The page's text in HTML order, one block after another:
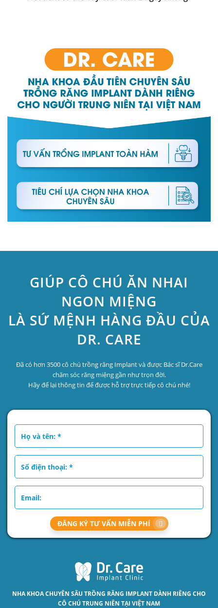
GIÚP CÔ CHÚ ĂN NHAI
NGON MIỆNG
LÀ SỨ MỆNH HÀNG ĐẦU CỦA
DR. CARE
Đã có hơn 3500 cô chú trồng răng Implant và được Bác sĩ Dr.Care
chăm sóc răng miệng gần như trọn đời.
Hãy để lại thông tin để được hỗ trợ trực tiếp cô chú nhé!
ĐĂNG KÝ TƯ VẤN MIỄN PHÍ
NHA KHOA CHUYÊN SÂU TRỒNG RĂNG IMPLANT DÀNH RIÊNG CHO
CÔ CHÚ TRUNG NIÊN TẠI VIỆT NAM